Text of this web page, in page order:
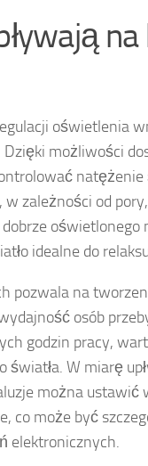
oświetlenia
możliwości
natężenie
zależności od
oświetlonego
idealne do
pozwala na
osób
godzin pracy,
W miarę
można ustawić
co może być
elektronicznych.